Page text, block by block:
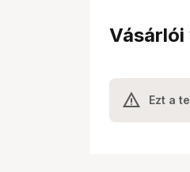
Vásárlói
Ezt a